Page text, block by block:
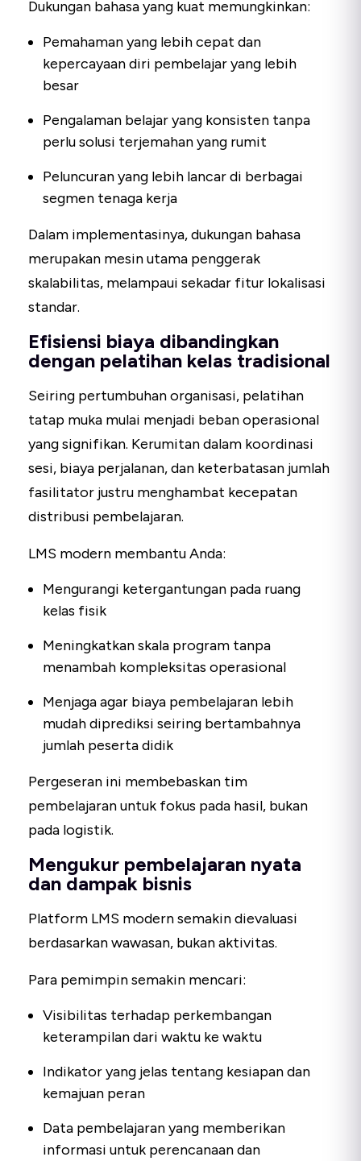
Dukungan bahasa yang kuat memungkinkan:
Pemahaman yang lebih cepat dan
kepercayaan diri pembelajar yang lebih
besar
Pengalaman belajar yang konsisten tanpa
perlu solusi terjemahan yang rumit
Peluncuran yang lebih lancar di berbagai
segmen tenaga kerja
Dalam implementasinya, dukungan bahasa
merupakan mesin utama penggerak
skalabilitas, melampaui sekadar fitur lokalisasi
standar.
Efisiensi biaya dibandingkan
dengan pelatihan kelas tradisional
Seiring pertumbuhan organisasi, pelatihan
tatap muka mulai menjadi beban operasional
yang signifikan. Kerumitan dalam koordinasi
sesi, biaya perjalanan, dan keterbatasan jumlah
fasilitator justru menghambat kecepatan
distribusi pembelajaran.
LMS modern membantu Anda:
Mengurangi ketergantungan pada ruang
kelas fisik
Meningkatkan skala program tanpa
menambah kompleksitas operasional
Menjaga agar biaya pembelajaran lebih
mudah diprediksi seiring bertambahnya
jumlah peserta didik
Pergeseran ini membebaskan tim
pembelajaran untuk fokus pada hasil, bukan
pada logistik.
Mengukur pembelajaran nyata
dan dampak bisnis
Platform LMS modern semakin dievaluasi
berdasarkan wawasan, bukan aktivitas.
Para pemimpin semakin mencari:
Visibilitas terhadap perkembangan
keterampilan dari waktu ke waktu
Indikator yang jelas tentang kesiapan dan
kemajuan peran
Data pembelajaran yang memberikan
informasi untuk perencanaan dan